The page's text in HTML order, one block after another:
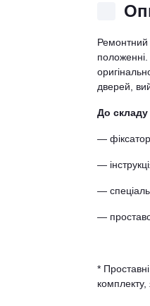
дверей,
До складу
—
—
—
—
*